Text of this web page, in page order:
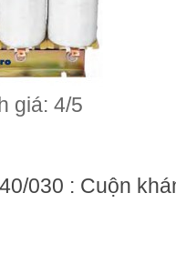
giá: 4/5
030 : Cuộn